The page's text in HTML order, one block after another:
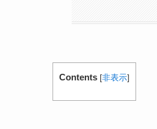
Contents [非表示]